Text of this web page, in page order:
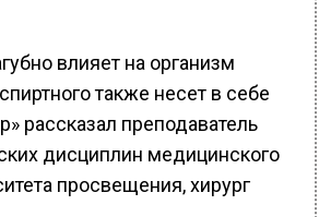
влияет на организм
также несет в себе
рассказал преподаватель
дисциплин медицинского
просвещения, хирург